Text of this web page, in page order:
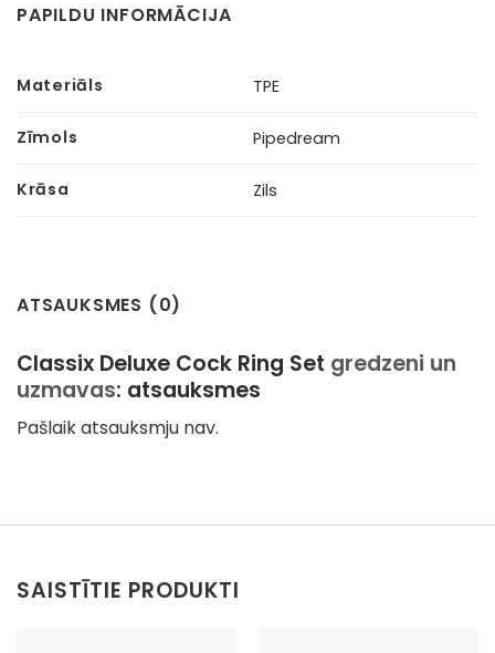
PAPILDU INFORMĀCIJA
Materiāls TPE
Zīmols Pipedream
Krāsa Zils
ATSAUKSMES (0)
Classix Deluxe Cock Ring Set gredzeni un
uzmavas: atsauksmes
Pašlaik atsauksmju nav.
SAISTĪTIE PRODUKTI